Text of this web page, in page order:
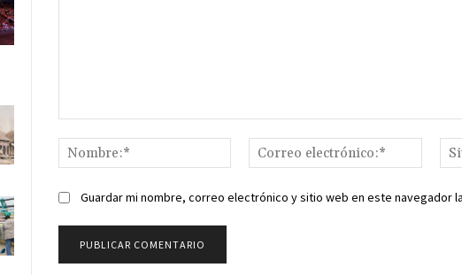
Nombre:*
Correo
Guardar mi nombre, correo electrónico y sitio web en este navegador